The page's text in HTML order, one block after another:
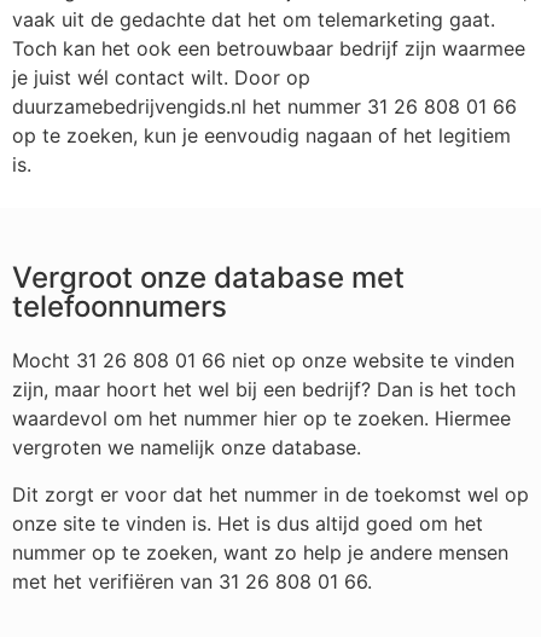
vaak uit de gedachte dat het om telemarketing gaat.
Toch kan het ook een betrouwbaar bedrijf zijn waarmee
je juist wél contact wilt. Door op
duurzamebedrijvengids.nl het nummer 31 26 808 01 66
op te zoeken, kun je eenvoudig nagaan of het legitiem
is.
Vergroot onze database met
telefoonnumers
Mocht 31 26 808 01 66 niet op onze website te vinden
zijn, maar hoort het wel bij een bedrijf? Dan is het toch
waardevol om het nummer hier op te zoeken. Hiermee
vergroten we namelijk onze database.
Dit zorgt er voor dat het nummer in de toekomst wel op
onze site te vinden is. Het is dus altijd goed om het
nummer op te zoeken, want zo help je andere mensen
met het verifiëren van 31 26 808 01 66.